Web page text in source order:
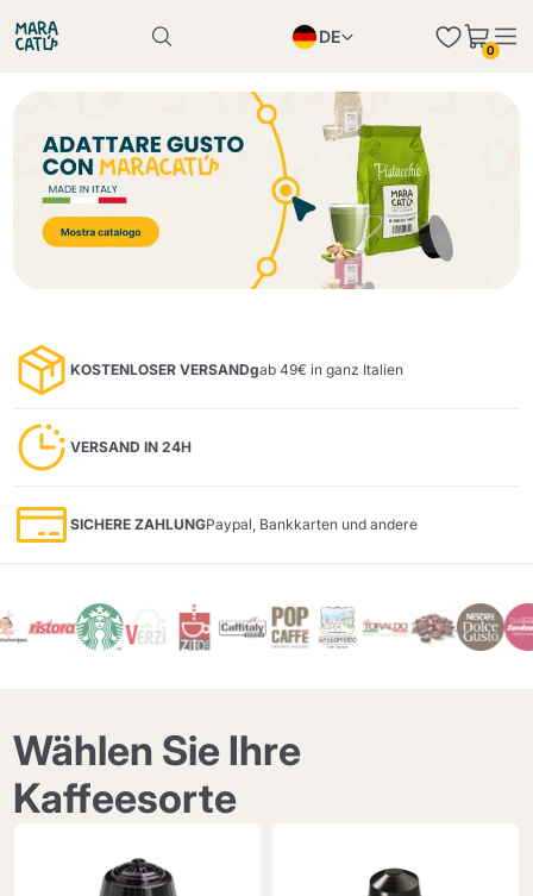
DE
0
KOSTENLOSER VERSANDgab 49€ in ganz Italien
VERSAND IN 24H
SICHERE ZAHLUNGPaypal, Bankkarten und andere
Wählen Sie Ihre
Kaffeesorte
Produkt erfolgreich in den Warenkorb gelegt
Produkt erfolgreich in den Warenkorb gelegt
Einkauf fortsetzen
Einkauf fortsetzen
Mindestmenge hinzufügen
Einkauf fortsetzen
Senden